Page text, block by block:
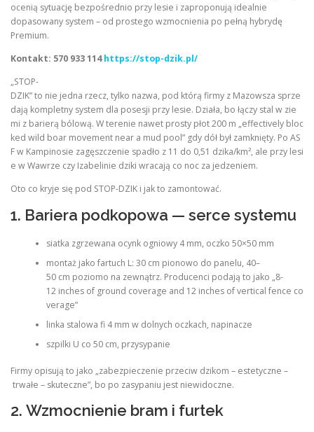
ocenią sytuację bezpośrednio przy lesie i zaproponują idealnie
dopasowany system – od prostego wzmocnienia po pełną hybrydę
Premium.
Kontakt: 570 933 114 https://stop-dzik.pl/
„STOP-
DZIK” to nie jedna rzecz, tylko nazwa, pod którą firmy z Mazowsza sprze
dają kompletny system dla posesji przy lesie. Działa, bo łączy stal w zie
mi z barierą bólową. W terenie nawet prosty płot 200 m „effectively bloc
ked wild boar movement near a mud pool” gdy dół był zamknięty. Po AS
F w Kampinosie zagęszczenie spadło z 11 do 0,51 dzika/km², ale przy lesi
e w Wawrze czy Izabelinie dziki wracają co noc za jedzeniem.
Oto co kryje się pod STOP-DZIK i jak to zamontować.
1. Bariera podkopowa — serce systemu
siatka zgrzewana ocynk ogniowy 4 mm, oczko 50×50 mm
montaż jako fartuch L: 30 cm pionowo do panelu, 40–
50 cm poziomo na zewnątrz. Producenci podają to jako „8-
12 inches of ground coverage and 12 inches of vertical fence co
verage”
linka stalowa fi 4 mm w dolnych oczkach, napinacze
szpilki U co 50 cm, przysypanie
Firmy opisują to jako „zabezpieczenie przeciw dzikom – estetyczne –
trwałe – skuteczne”, bo po zasypaniu jest niewidoczne.
2. Wzmocnienie bram i furtek